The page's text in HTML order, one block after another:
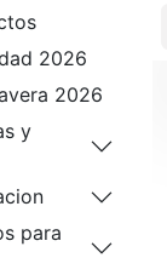
2026
2026
y
para